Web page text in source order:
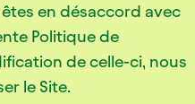
en désaccord avec
Politique de
de celle-ci, nous
le Site.